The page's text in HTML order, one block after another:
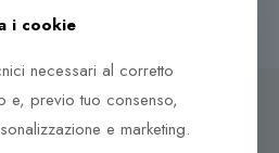
i cookie
necessari al corretto
e, previo tuo consenso,
e marketing.